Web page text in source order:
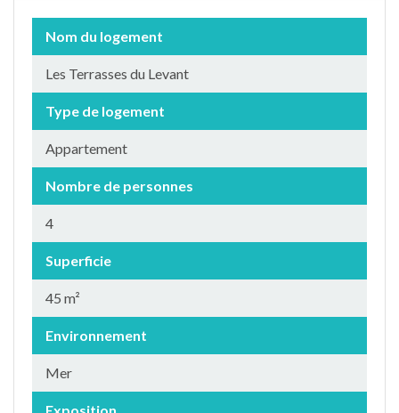
Nom du logement
Les Terrasses du Levant
Type de logement
Appartement
Nombre de personnes
4
Superficie
45 m²
Environnement
Mer